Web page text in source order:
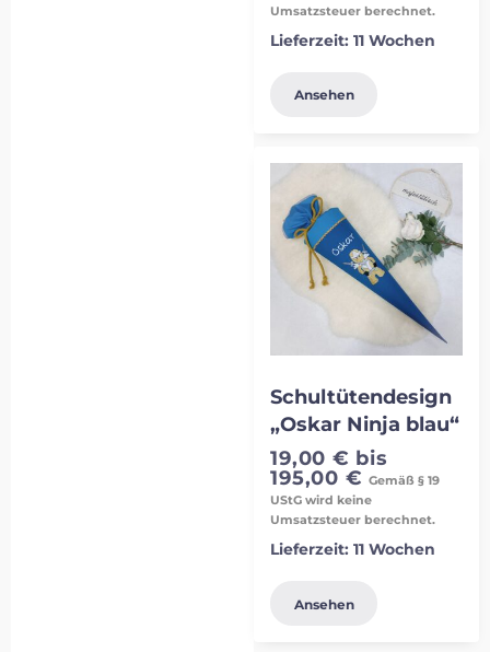
Umsatzsteuer berechnet.
Lieferzeit:11 Wochen
Ansehen
Schultütendesign
„Oskar Ninja blau“
19,00 € bis
195,00 € Gemäß § 19
UStG wird keine
Umsatzsteuer berechnet.
Lieferzeit:11 Wochen
Ansehen